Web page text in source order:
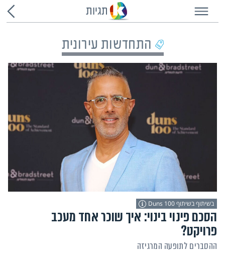
תגיות
התחדשות עירונית
בשיתוף בשיתוף Duns 100
הסכם פינוי בינוי: איך שוכר אחד מעכב
פרויקט?
ההסברים לתופעה המרגיזה